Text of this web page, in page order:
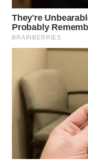
nunca misturar
observar sinais
sanitário
fazer
Quais sinais
está
Quando o vaso
borbulha após a
ralo, o sistema já
reduzida. O